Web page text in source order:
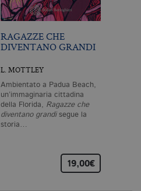
RAGAZZE CHE
DIVENTANO GRANDI
L. MOTTLEY
Ambientato a Padua Beach,
un’immaginaria cittadina
della Florida, Ragazze che
diventano grandisegue la
storia…
19,00€
.bollatiboringhieri.it